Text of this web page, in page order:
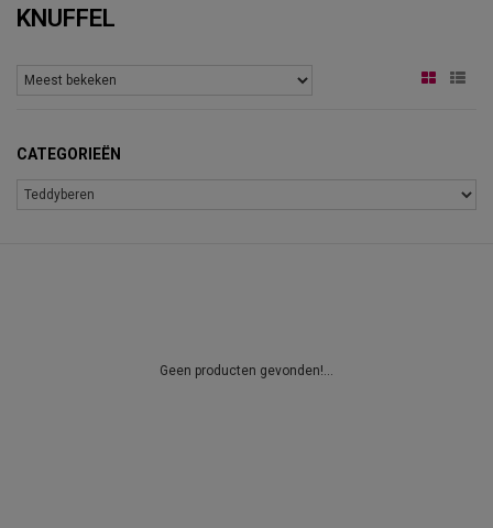
KNUFFEL
CATEGORIEËN
Geen producten gevonden!...